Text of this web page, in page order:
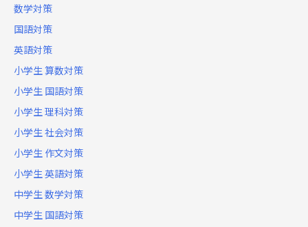
数学対策
国語対策
英語対策
小学生 算数対策
小学生 国語対策
小学生 理科対策
小学生 社会対策
小学生 作文対策
小学生 英語対策
中学生 数学対策
中学生 国語対策